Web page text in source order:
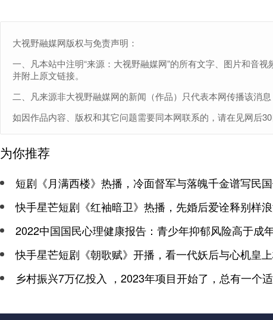
大视野融媒网版权与免责声明：
一、凡本站中注明“来源：大视野融媒网”的所有文字、图片和音
并附上原文链接。
二、凡来源非大视野融媒网的新闻（作品）只代表本网传播该消息
如因作品内容、版权和其它问题需要同本网联系的，请在见网后
为你推荐
短剧《月满西楼》热播，冷面督军与落魄千金谱写民
快手星芒短剧《红袖暗卫》热播，先婚后爱诠释别样
2022中国国民心理健康报告：青少年抑郁风险高于成
快手星芒短剧《朝歌赋》开播，看一代妖后与心机皇
乡村振兴7万亿投入 ，2023年项目开始了，总有一个